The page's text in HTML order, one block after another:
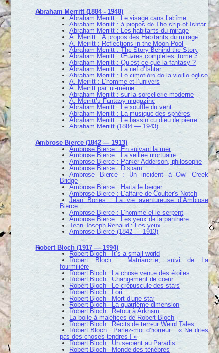
Abraham Merritt (1884 - 1948)
Abraham Merritt : Le visage dans l’abîme
Abraham Merritt : à propos de The ship of Ishtar
Abraham Merritt : Les habitants du mirage
A. Merritt : À propos des Habitants du mirage
A. Merritt : Reflections in the Moon Pool
Abraham Merritt : The Story Behind the Story
Abraham Merritt : Œuvres complètes, tome 3
Abraham Merritt : Qu’est-ce que la fantasy ?
Abraham Merritt : La nef d’Ishtar
Abraham Merritt : Le cimetière de la vieille église
A. Merritt : L’homme et l’univers
A. Merritt par lui-même
Abraham Merritt : sur la sorcellerie moderne
A. Merritt’s Fantasy magazine
Abraham Merritt : Le souffle du vent
Abraham Merritt : La musique des sphères
Abraham Merritt : Le bassin du dieu de pierre
Abraham Merritt (1884 — 1943)
Ambrose Bierce (1842 — 1913)
Ambrose Bierce : En suivant la mer
Ambrose Bierce : La veillée mortuaire
Ambrose Bierce : Parker Adderson, philosophe
Ambrose Bierce : Disparu
Ambrose Bierce : Un incident à Owl Creek
Bridge
Ambrose Bierce : Haïta le berger
Ambrose Bierce : L’affaire de Coulter’s Notch
Jean Bories : La vie aventureuse d’Ambrose
Bierce
Ambrose Bierce : L’homme et le serpent
Ambrose Bierce : Les yeux de la panthère
Jean Joseph-Renaud : Les yeux
Ambrose Bierce (1842 — 1913)
Robert Bloch (1917 — 1994)
Robert Bloch : It’s a small world
Robert Bloch : Matriarchie, suivi de La
fourmilière
Robert Bloch : La chose venue des étoiles
Robert Bloch : Changement de cœur
Robert Bloch : Le crépuscule des stars
Robert Bloch : Lori
Robert Bloch : Mort d’une star
Robert Bloch : La quatrième dimension
Robert Bloch : Retour à Arkham
La boite à maléfices de Robert Bloch
Robert Bloch : Récits de terreur Weird Tales
Robert Bloch : Parlez-moi d’horreur... « Ne dites
pas des choses tendres ! »
Robert Bloch : Un serpent au Paradis
Robert Bloch : Monde des ténèbres